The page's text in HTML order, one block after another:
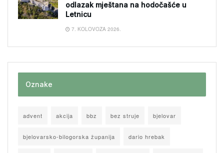
odlazak mještana na hodočašće u
Letnicu
7. KOLOVOZA 2026.
Oznake
advent akcija bbz bez struje bjelovar
bjelovarsko-bilogorska županija dario hrebak